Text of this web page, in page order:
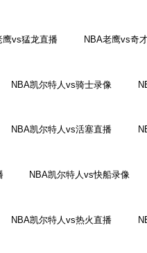
鹰vs猛龙直播 NBA老鹰vs奇
NBA凯尔特人vs骑士录像
NBA凯尔特人vs活塞直播
NBA凯尔特人vs快船录像
NBA凯尔特人vs热火直播